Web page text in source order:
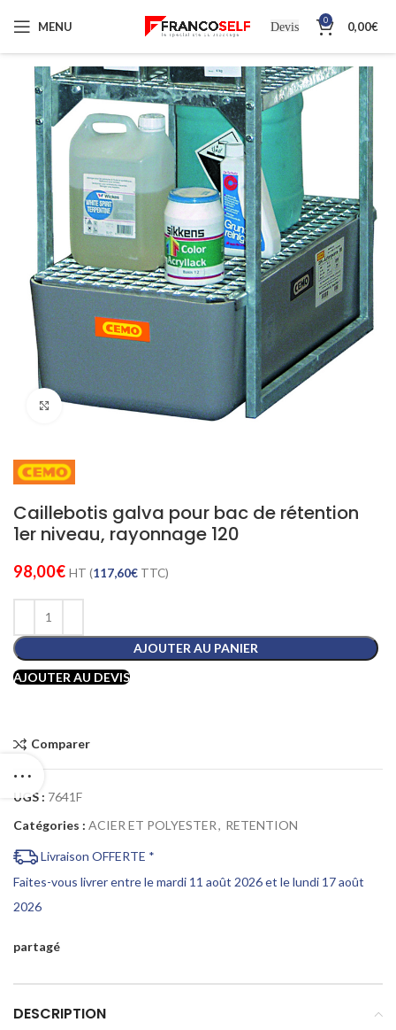
MENU Devis 0 0,00€
Cliquez pour agrandir
Caillebotis galva pour bac de rétention
1er niveau, rayonnage 120
98,00€ HT (117,60€ TTC)
AJOUTER AU PANIER
AJOUTER AU DEVIS
Comparer
UGS : 7641F
Catégories : ACIER ET POLYESTER, RETENTION
Livraison OFFERTE *
Faites-vous livrer entre le mardi 11 août 2026 et le lundi 17 août
2026
partagé
DESCRIPTION